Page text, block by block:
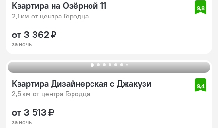
Квартира на Озёрной 11
2,1 км от центра Городца
9,8
от 3 362 ₽
за ночь
Квартира Дизайнерская с Джакузи
2,5 км от центра Городца
9,4
от 3 513 ₽
за ночь